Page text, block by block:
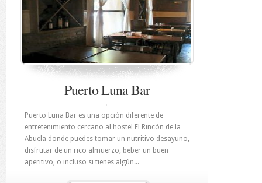
Puerto Luna Bar
Puerto Luna Bar es una opción diferente de
entretenimiento cercano al hostel El Rincón de la
Abuela donde puedes tomar un nutritivo desayuno,
disfrutar de un rico almuerzo, beber un buen
aperitivo, o incluso si tienes algún...